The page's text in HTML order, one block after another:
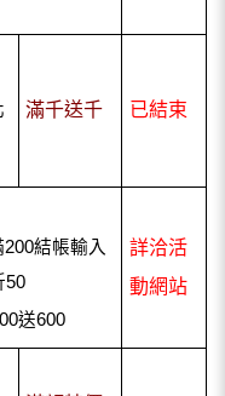
滿千送千 已結束
結帳輸入
50
送600
詳洽活
動網站